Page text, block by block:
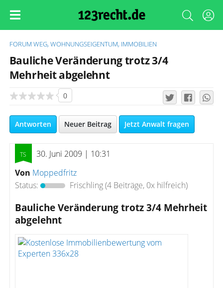
FORUM WEG, WOHNUNGSEIGENTUM, IMMOBILIEN
Bauliche Veränderung trotz 3/4
Mehrheit abgelehnt
0
Antworten Neuer Beitrag Jetzt Anwalt fragen
30. Juni 2009 | 10:31
Von Moppedfritz
Status:
Frischling(4 Beiträge, 0x hilfreich)
Bauliche Veränderung trotz 3/4 Mehrheit
abgelehnt